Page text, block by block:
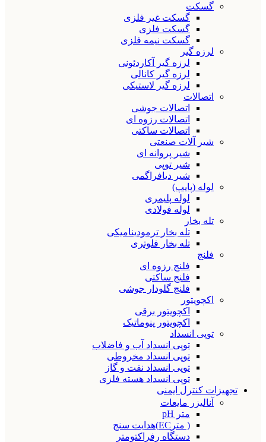
گسکت
گسکت غیر فلزی
گسکت فلزی
گسکت نیمه فلزی
لرزه گیر
لرزه گیر آکاردئونی
لرزه گیر کانالی
لرزه گیر لاستیکی
اتصالات
اتصالات جوشی
اتصالات رزوه ای
اتصالات ساکتی
شیر آلات صنعتی
شیر پروانه ای
شیر توپی
شیر دیافراگمی
لوله (پایپ)
لوله پلیمری
لوله فولادی
تله بخار
تله بخار ترمودینامیکی
تله بخار فلوتری
فلنج
فلنج رزوه ای
فلنج ساکتی
فلنج گلودار جوشی
اکچویتور
اکچویتور برقی
اکچویتور پنوماتیک
توپی انسداد
توپی انسداد آب و فاضلاب
توپی انسداد مخروطی
توپی انسداد نفت و گاز
توپی انسداد هسته فلزی
تجهیزات کنترل ایمنی
آنالیزر مایعات
متر pH
( مترEC)هدایت سنج
دستگاه رفراکتومتر